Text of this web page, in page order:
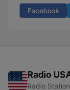
Facebook
Radio
Radio